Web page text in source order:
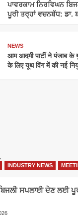
ਪਾਵਰਕਾਮ ਨਿਰਵਿਘਨ
ਪੂਰੀ ਤਰ੍ਹਾਂ ਵਚਨਬੱਧ: ਡਾ.
NEWS
आम आदमी पार्टी ने पंजाब
के लिए यूथ विंग में की नई
INDUSTRY NEWS
ਸਪਲਾਈ ਦੇਣ ਲਈ